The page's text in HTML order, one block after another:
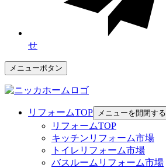
せ
メニューボタン
リフォームTOP メニューを開閉する
リフォームTOP
キッチンリフォーム市場
トイレリフォーム市場
バスルームリフォーム市場